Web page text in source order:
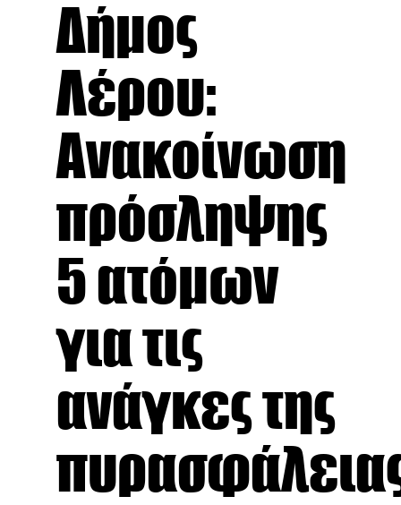
Δήμος
Λέρου:
Ανακοίνωση
πρόσληψης
5 ατόμων
για τις
ανάγκες της